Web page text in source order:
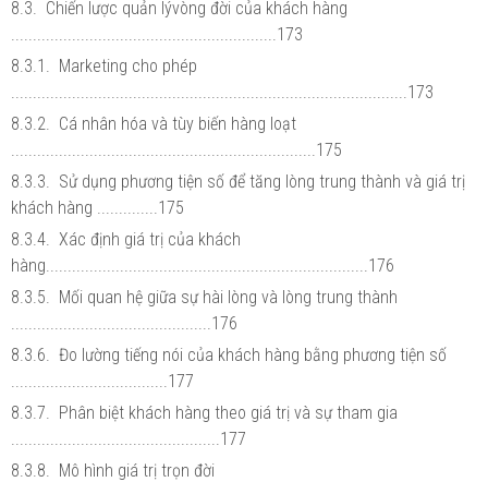
8.3. Chiến lược quản lývòng đời của khách hàng
.............................................................173
8.3.1. Marketing cho phép
...........................................................................................173
8.3.2. Cá nhân hóa và tùy biến hàng loạt
......................................................................175
8.3.3. Sử dụng phương tiện số để tăng lòng trung thành và giá trị
khách hàng ..............175
8.3.4. Xác định giá trị của khách
hàng..........................................................................176
8.3.5. Mối quan hệ giữa sự hài lòng và lòng trung thành
..............................................176
8.3.6. Đo lường tiếng nói của khách hàng bằng phương tiện số
....................................177
8.3.7. Phân biệt khách hàng theo giá trị và sự tham gia
................................................177
8.3.8. Mô hình giá trị trọn đời